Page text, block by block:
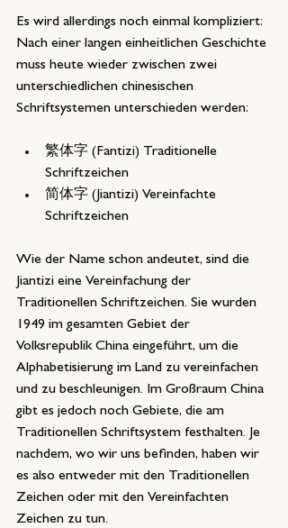
Es wird allerdings noch einmal kompliziert:
Nach einer langen einheitlichen Geschichte
muss heute wieder zwischen zwei
unterschiedlichen chinesischen
Schriftsystemen unterschieden werden:
繁体字 (Fantizi) Traditionelle
Schriftzeichen
简体字 (Jiantizi) Vereinfachte
Schriftzeichen
Wie der Name schon andeutet, sind die
Jiantizi eine Vereinfachung der
Traditionellen Schriftzeichen. Sie wurden
1949 im gesamten Gebiet der
Volksrepublik China eingeführt, um die
Alphabetisierung im Land zu vereinfachen
und zu beschleunigen. Im Großraum China
gibt es jedoch noch Gebiete, die am
Traditionellen Schriftsystem festhalten. Je
nachdem, wo wir uns befinden, haben wir
es also entweder mit den Traditionellen
Zeichen oder mit den Vereinfachten
Zeichen zu tun.